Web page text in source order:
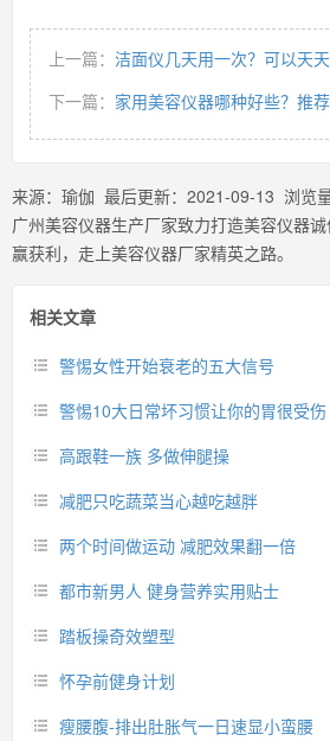
上一篇： 洁面仪几天用一次？可以天天
下一篇： 家用美容仪器哪种好些？推荐
来源： 瑜伽 最后更新： 2021-09-13 浏览量
广州美容仪器生产厂家致力打造美容仪器
赢获利，走上美容仪器厂家精英之路。
相关文章
警惕女性开始衰老的五大信号
警惕10大日常坏习惯让你的胃很受伤
高跟鞋一族 多做伸腿操
减肥只吃蔬菜当心越吃越胖
两个时间做运动 减肥效果翻一倍
都市新男人 健身营养实用贴士
踏板操奇效塑型
怀孕前健身计划
瘦腰腹-排出肚胀气一日速显小蛮腰